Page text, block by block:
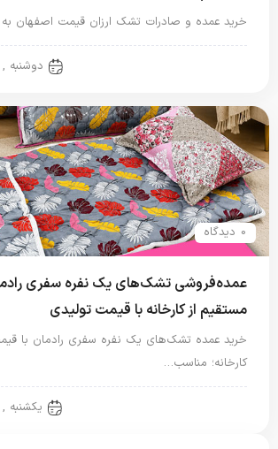
خرید عمده و صادرات تشک ارزان قیمت اصفهان
دوشنبه , 27 جولای 2026
0 دیدگاه
عمده‌فروشی تشک‌های یک نفره سفری
مستقیم از کارخانه با قیمت تولیدی
خرید عمده تشک‌های یک نفره سفری رادمان با
کارخانه؛ مناسب…
یکشنبه , 26 جولای 2026